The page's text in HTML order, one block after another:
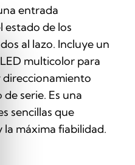
entrada
estado de los
al lazo. Incluye un
multicolor para
direccionamiento
serie. Es una
sencillas que
la máxima fiabilidad.